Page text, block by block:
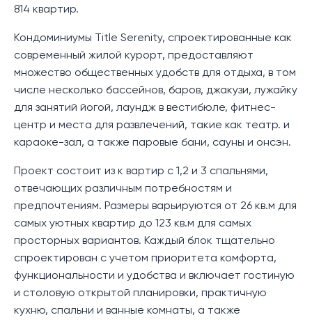
814 квартир.
Кондоминиумы Title Serenity, спроектированные как
современный жилой курорт, предоставляют
множество общественных удобств для отдыха, в том
числе несколько бассейнов, баров, джакузи, лужайку
для занятий йогой, лаундж в вестибюле, фитнес-
центр и места для развлечений, такие как театр. и
караоке-зал, а также паровые бани, сауны и онсэн.
Проект состоит из к вартир с 1,2 и 3 спальнями,
отвечающих различным потребностям и
предпочтениям. Размеры варьируются от 26 кв.м для
самых уютных квартир до 123 кв.м для самых
просторных вариантов. Каждый блок тщательно
спроектирован с учетом приоритета комфорта,
функциональности и удобства и включает гостиную
и столовую открытой планировки, практичную
кухню, спальни и ванные комнаты, а также